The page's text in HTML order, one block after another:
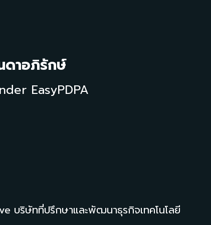
าอภิรักษ์
EasyPDPA
บริษัทที่ปรึกษาและพัฒนาธุรกิจเทคโนโลยี